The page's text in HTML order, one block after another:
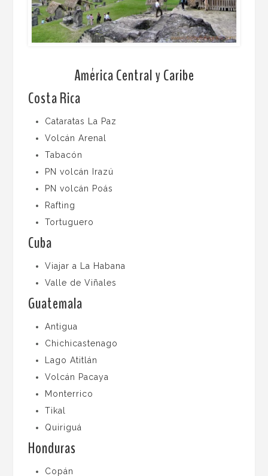
América Central y Caribe
Costa Rica
Cataratas La Paz
Volcán Arenal
Tabacón
PN volcán Irazú
PN volcán Poás
Rafting
Tortuguero
Cuba
Viajar a La Habana
Valle de Viñales
Guatemala
Antigua
Chichicastenago
Lago Atitlán
Volcán Pacaya
Monterrico
Tikal
Quiriguá
Honduras
Copán